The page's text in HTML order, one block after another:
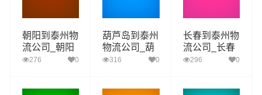
朝阳到泰州物
流公司_朝阳
到泰州货运_
276 0
葫芦岛到泰州
物流公司_葫
芦岛到泰州货
316 0
长春到泰州物
流公司_长春
到泰州货运_
296 0